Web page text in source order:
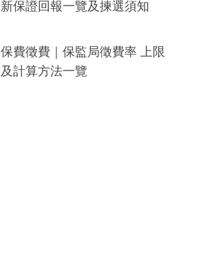
新保證回報一覽及揀選須知
保費徵費｜保監局徵費率 上限
及計算方法一覽